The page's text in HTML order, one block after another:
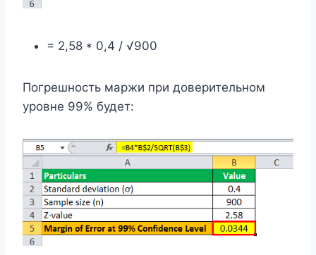
= 2,58 * 0,4 / √900
Погрешность маржи при доверительном
уровне 99% будет: